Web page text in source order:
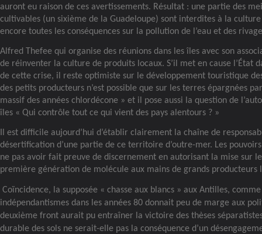
auront eu raison de ces avertissements. Résultat : une partie des
cultivables (un sixième de la Guadeloupe) sont interdites à la
encore toutes les conséquences sur la pollution de l’eau et des
Alfred Thefee qui organise des réunions dans les îles avec son
de réinventer la culture de produits locaux. S’il met en cause l’État
de cette crise, il reste optimiste sur le développement touristique
des petits producteurs n’est possible que sur les terres épargnées
massif des années chlordécone » et il pose aussi la question de
îles « Qui contrôle tout ce qui vient des pays alentours ? »
Il est difficile aujourd’hui d’établir clairement la chaîne de
désertification d’une partie de ce territoire d’outre-mer. Les
ne pas avoir fait preuve de discernement en autorisant la mise sur
première génération de molécule aux mains de grands producteurs
Coïncidence, la supposée « chasse aux blancs » aux Antilles,
indépendantismes dans les années 80 donnait peu de marge aux
deuxième front aurait pu entraîner la victoire des thèses
durable des sols ne serait-elle pas la conséquence d’un